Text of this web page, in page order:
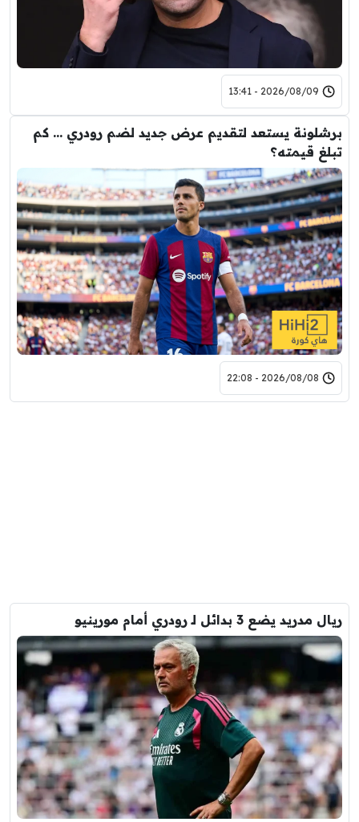
2026/08/09 - 13:41
برشلونة يستعد لتقديم عرض جديد لضم رودري … كم
تبلغ قيمته؟
2026/08/08 - 22:08
ريال مدريد يضع 3 بدائل لـ رودري أمام مورينيو